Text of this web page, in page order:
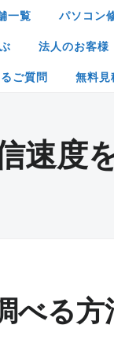
一覧 パソコン
法人のお客様
ご質問
無料見
速度
べる